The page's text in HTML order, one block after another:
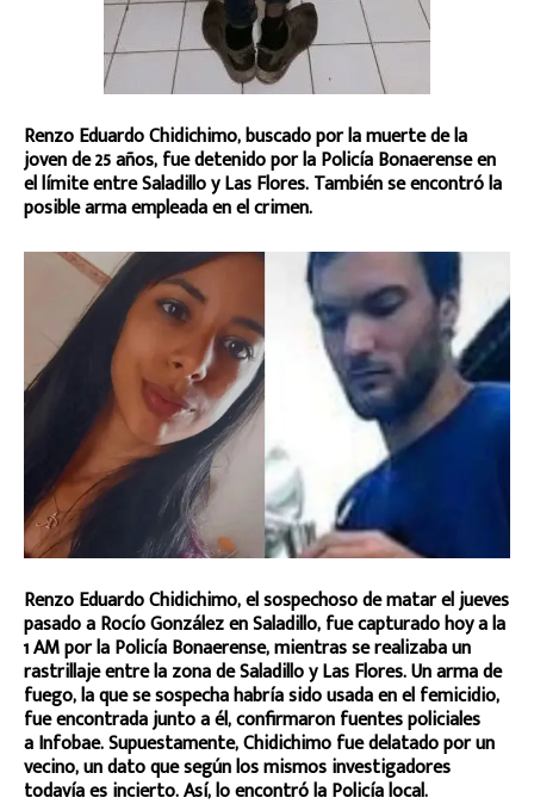
Renzo Eduardo Chidichimo, buscado por la muerte de la
joven de 25 años, fue detenido por la Policía Bonaerense en
el límite entre Saladillo y Las Flores. También se encontró la
posible arma empleada en el crimen.
Renzo Eduardo Chidichimo, el sospechoso de matar el jueves
pasado a Rocío González en Saladillo, fue capturado hoy a la
1 AM por la Policía Bonaerense, mientras se realizaba un
rastrillaje entre la zona de Saladillo y Las Flores. Un arma de
fuego, la que se sospecha habría sido usada en el femicidio,
fue encontrada junto a él, confirmaron fuentes policiales
a Infobae. Supuestamente, Chidichimo fue delatado por un
vecino, un dato que según los mismos investigadores
todavía es incierto. Así, lo encontró la Policía local.